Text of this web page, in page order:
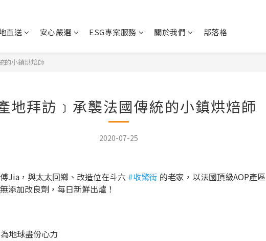
直送 安心嚴選 ESG專案服務 關於我們 部落格
的小鎮烘焙師
地拜訪﹞承襲法國傳統的小鎮烘焙師
2020-07-25
Jia，與太太回鄉、改造位在斗六 #收驚街 的老家，以法國頂級AOP產區
添加改良劑，每日新鮮出爐！
地球盡份心力